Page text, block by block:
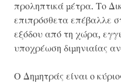
προληπτικά μέτρα. Το
επιπρόσθετα επέβαλλε
εξόδου από τη χώρα,
υποχρέωση διμηνιαίας
Ο Δημητράς είναι ο